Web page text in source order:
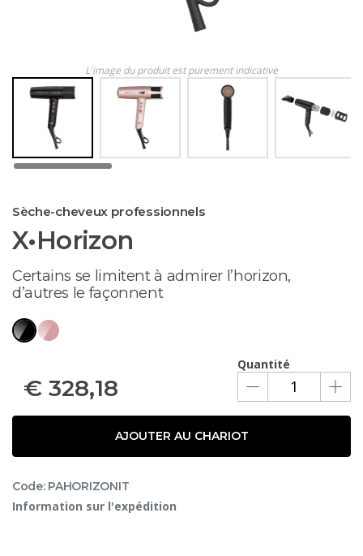
L'image du produit est purement indicative
Sèche-cheveux professionnels
X•Horizon
Certains se limitent à admirer l’horizon,
d’autres le façonnent
Quantité
€ 328,18
AJOUTER AU CHARIOT
Code: PAHORIZONIT
Information sur l'expédition